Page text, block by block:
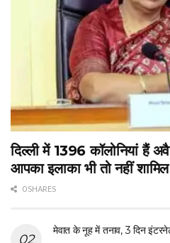
दिल्ली में 1396 कॉलोनियां हैं
आपका इलाका भी तो नहीं
0 SHARES
मेवात के नूह में तनाव, 3 दिन